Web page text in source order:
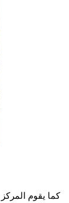
كما يقوم المركز بــ: